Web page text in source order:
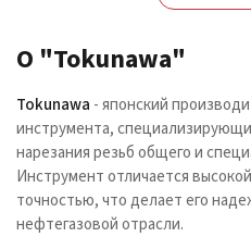
О "Tokunawa"
Tokunawa - японский
инструмента,
нарезания резьб общего и
Инструмент отличается
точностью, что делает его
нефтегазовой отрасли.